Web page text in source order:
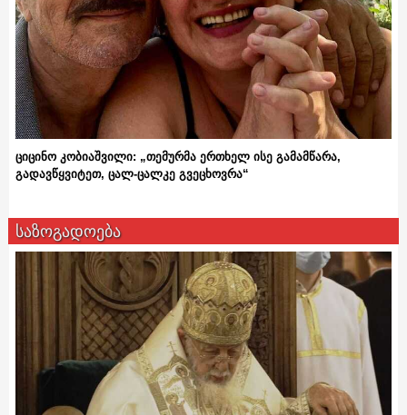
ციცინო კობიაშვილი: „თემურმა ერთხელ ისე გამამწარა,
გადავწყვიტეთ, ცალ-ცალკე გვეცხოვრა“
საზოგადოება